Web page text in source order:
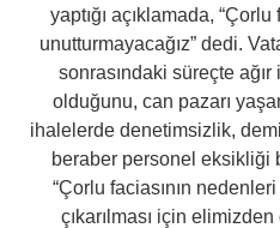
yaptığı açıklamada,
unutturmayacağız” dedi.
sonrasındaki süreçte
olduğunu, can pazarı
ihalelerde denetimsizlik,
beraber personel eksikliği
“Çorlu faciasının
çıkarılması için